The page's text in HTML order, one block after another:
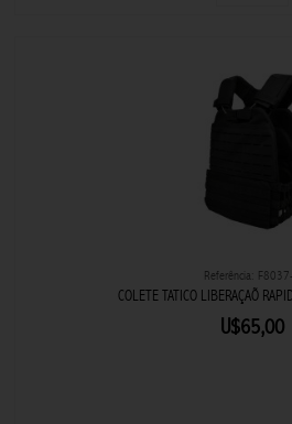
Referência:
COLETE TATICO LIBERAÇAÕ
U$65,00